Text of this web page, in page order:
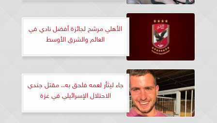
الأهلي مرشح لجائزة أفضل نادي في
العالم والشرق الأوسط
جاء ليثأر لعمه فلحق به.. مقتل جندي
الاحتلال الإسرائيلي في غزة